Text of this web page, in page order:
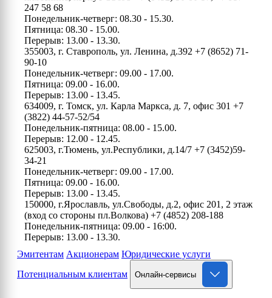
247 58 68
Понедельник-четверг: 08.30 - 15.30.
Пятница: 08.30 - 15.00.
Перерыв: 13.00 - 13.30.
355003, г. Ставрополь, ул. Ленина, д.392 +7 (8652) 71-
90-10
Понедельник-четверг: 09.00 - 17.00.
Пятница: 09.00 - 16.00.
Перерыв: 13.00 - 13.45.
634009, г. Томск, ул. Карла Маркса, д. 7, офис 301 +7
(3822) 44-57-52/54
Понедельник-пятница: 08.00 - 15.00.
Перерыв: 12.00 - 12.45.
625003, г.Тюмень, ул.Республики, д.14/7 +7 (3452)59-
34-21
Понедельник-четверг: 09.00 - 17.00.
Пятница: 09.00 - 16.00.
Перерыв: 13.00 - 13.45.
150000, г.Ярославль, ул.Свободы, д.2, офис 201, 2 этаж
(вход со стороны пл.Волкова) +7 (4852) 208-188
Понедельник-пятница: 09.00 - 16:00.
Перерыв: 13.00 - 13.30.
Эмитентам Акционерам Юридические услуги
Потенциальным клиентам
Онлайн-сервисы